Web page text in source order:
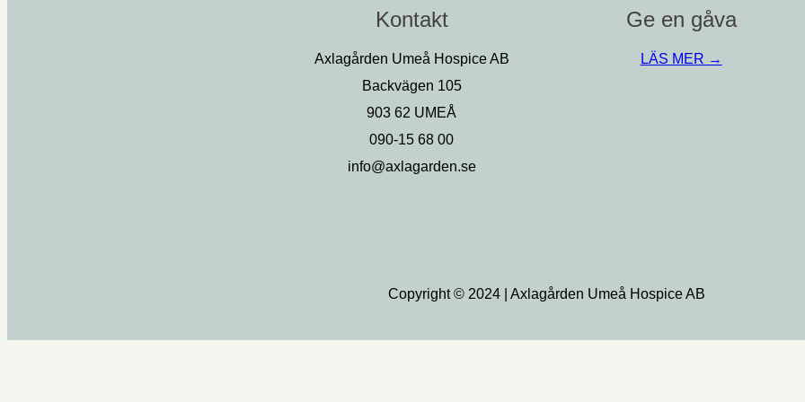
Kontakt
Axlagården Umeå Hospice AB
Backvägen 105
903 62 UMEÅ
090-15 68 00
info@axlagarden.se
Ge en gåva
LÄS MER →
Copyright © 2024 | Axlagården Umeå Hospice AB